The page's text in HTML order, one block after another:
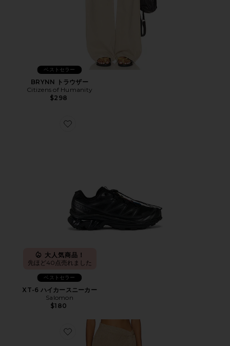
ベストセラー
BRYNN トラウザー
Citizens of Humanity
$298
Favorite XT-6 ハイカースニーカー
大人気商品！
先ほど40点売れました
ベストセラー
XT-6 ハイカースニーカー
Salomon
$180
Favorite HEART OF GOLD スカート